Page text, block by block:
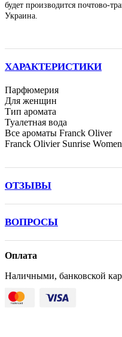
будет производится почтово-
Украина.
ХАРАКТЕРИСТИКИ
Парфюмерия
Для женщин
Тип аромата
Туалетная вода
Все ароматы Franck Oliver
Franck Olivier Sunrise Women
ОТЗЫВЫ
ВОПРОСЫ
Оплата
Наличными, банковской